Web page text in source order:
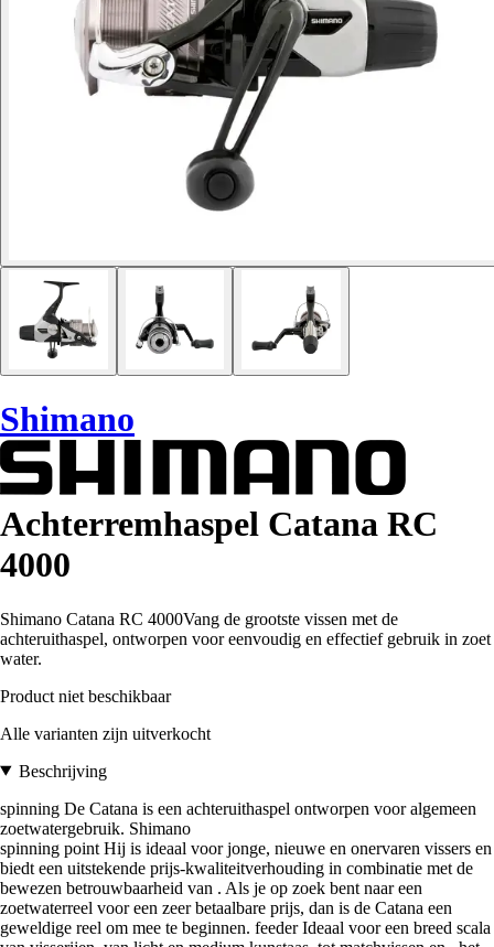
Shimano
Achterremhaspel Catana RC
4000
Shimano Catana RC 4000Vang de grootste vissen met de
achteruithaspel, ontworpen voor eenvoudig en effectief gebruik in zoet
water.
Product niet beschikbaar
Alle varianten zijn uitverkocht
Beschrijving
spinning De Catana is een achteruithaspel ontworpen voor algemeen
zoetwatergebruik. Shimano
spinning point Hij is ideaal voor jonge, nieuwe en onervaren vissers en
biedt een uitstekende prijs-kwaliteitverhouding in combinatie met de
bewezen betrouwbaarheid van . Als je op zoek bent naar een
zoetwaterreel voor een zeer betaalbare prijs, dan is de Catana een
geweldige reel om mee te beginnen. feeder Ideaal voor een breed scala